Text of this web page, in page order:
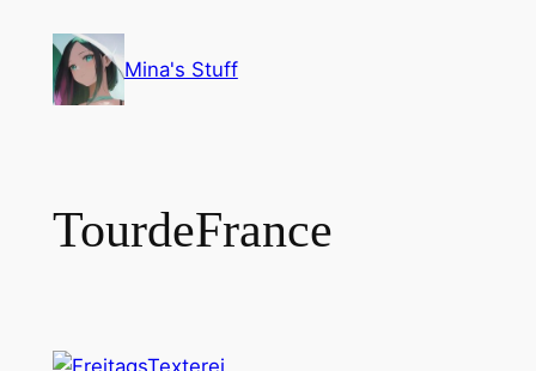
content
Mina's Stuff
TourdeFrance